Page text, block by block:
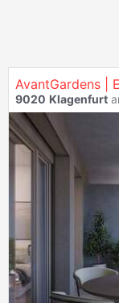
9020 Klagenfurt